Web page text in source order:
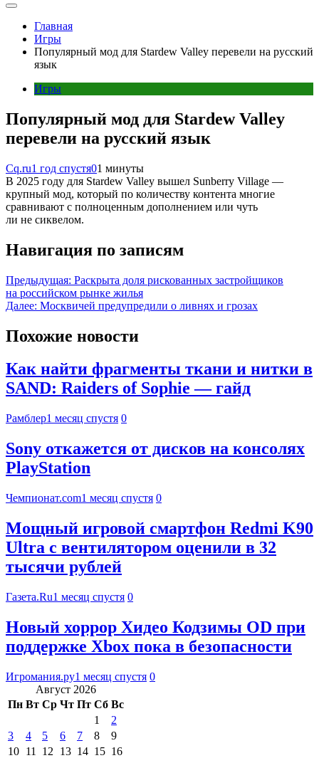
Главная
Игры
Популярный мод для Stardew Valley перевели на русский
язык
Игры
Популярный мод для Stardew Valley
перевели на русский язык
Cq.ru1 год спустя01 минуты
В 2025 году для Stardew Valley вышел Sunberry Village —
крупный мод, который по количеству контента многие
сравнивают с полноценным дополнением или чуть
ли не сиквелом.
Навигация по записям
Предыдущая: Раскрыта доля рискованных застройщиков
на российском рынке жилья
Далее: Москвичей предупредили о ливнях и грозах
Похожие новости
Как найти фрагменты ткани и нитки в
SAND: Raiders of Sophie — гайд
Рамблер1 месяц спустя 0
Sony откажется от дисков на консолях
PlayStation
Чемпионат.com1 месяц спустя 0
Мощный игровой смартфон Redmi K90
Ultra с вентилятором оценили в 32
тысячи рублей
Газета.Ru1 месяц спустя 0
Новый хоррор Хидео Кодзимы OD при
поддержке Xbox пока в безопасности
Игромания.ру1 месяц спустя 0
Август 2026
Пн Вт Ср Чт Пт Сб Вс
1
2
3
4 5 6 7 8
9
10 11 12 13 14 15 16